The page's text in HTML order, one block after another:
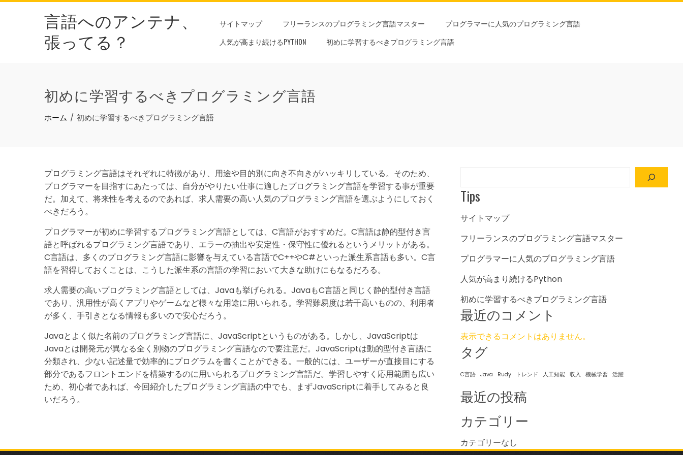
Skip
言語へのアンテナ、
張ってる？
サイトマップ フリーランスのプログラミング言語マスター
プログラマーに人気のプログラミング言語
人気が高まり続けるPYTHON
初めに学習するべきプログラミング言語
初めに学習するべきプログラミング言語
ホーム 初めに学習するべきプログラミング言語
プログラミング言語はそれぞれに特徴があり、用途や目的別に向き不向きがハッキリしている。そのため、
プログラマーを目指すにあたっては、自分がやりたい仕事に適したプログラミング言語を学習する事が重要
だ。加えて、将来性を考えるのであれば、求人需要の高い人気のプログラミング言語を選ぶようにしておく
べきだろう。
プログラマーが初めに学習するプログラミング言語としては、C言語がおすすめだ。C言語は静的型付き言
語と呼ばれるプログラミング言語であり、エラーの抽出や安定性・保守性に優れるというメリットがある。
C言語は、多くのプログラミング言語に影響を与えている言語でC++やC#といった派生系言語も多い。C言
語を習得しておくことは、こうした派生系の言語の学習において大きな助けにもなるだろる。
求人需要の高いプログラミング言語としては、Javaも挙げられる。JavaもC言語と同じく静的型付き言語
であり、汎用性が高くアプリやゲームなど様々な用途に用いられる。学習難易度は若干高いものの、利用者
が多く、手引きとなる情報も多いので安心だろう。
Javaとよく似た名前のプログラミング言語に、JavaScriptというものがある。しかし、JavaScriptは
Javaとは開発元が異なる全く別物のプログラミング言語なので要注意だ。JavaScriptは動的型付き言語に
分類され、少ない記述量で効率的にプログラムを書くことができる。一般的には、ユーザーが直接目にする
部分であるフロントエンドを構築するのに用いられるプログラミング言語だ。学習しやすく応用範囲も広い
ため、初心者であれば、今回紹介したプログラミング言語の中でも、まずJavaScriptに着手してみると良
いだろう。
Tips
サイトマップ
フリーランスのプログラミング言語マスター
プログラマーに人気のプログラミング言語
人気が高まり続けるPython
初めに学習するべきプログラミング言語
最近のコメント
表示できるコメントはありません。
タグ
C言語 Java Rudy トレンド 人工知能 収入 機械学習 活躍
最近の投稿
カテゴリー
カテゴリーなし